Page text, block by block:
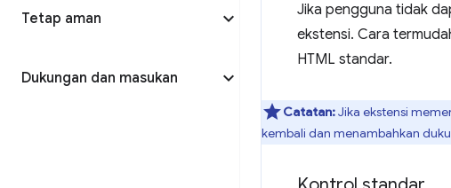
Tetap aman
Dukungan dan masukan
Jika pengguna tidak
ekstensi. Cara
HTML standar.
Catatan:Jika ekstensi
kembali dan menambahkan